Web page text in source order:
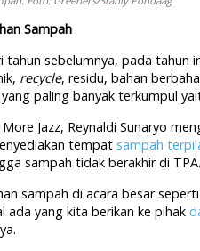
Sampah
tahun sebelumnya, pada tahun
recycle, residu, bahan
paling banyak terkumpul
Jazz, Reynaldi Sunaryo
tempat sampah
sampah tidak berakhir di TPA.
sampah di acara besar
ada yang kita berikan ke pihak